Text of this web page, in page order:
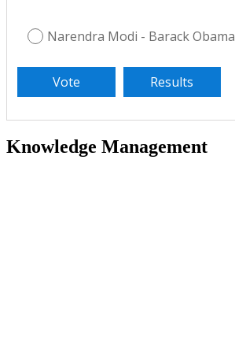
Narendra Modi - Barack Obama
Knowledge Management